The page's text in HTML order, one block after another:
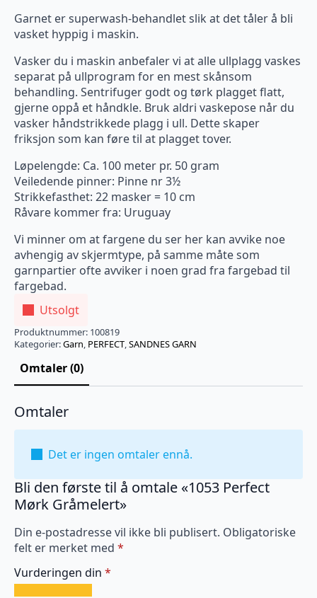
Garnet er superwash-behandlet slik at det tåler å bli
vasket hyppig i maskin.
Vasker du i maskin anbefaler vi at alle ullplagg vaskes
separat på ullprogram for en mest skånsom
behandling. Sentrifuger godt og tørk plagget flatt,
gjerne oppå et håndkle. Bruk aldri vaskepose når du
vasker håndstrikkede plagg i ull. Dette skaper
friksjon som kan føre til at plagget tover.
Løpelengde: Ca. 100 meter pr. 50 gram
Veiledende pinner: Pinne nr 3½
Strikkefasthet: 22 masker = 10 cm
Råvare kommer fra: Uruguay
Vi minner om at fargene du ser her kan avvike noe
avhengig av skjermtype, på samme måte som
garnpartier ofte avviker i noen grad fra fargebad til
fargebad.
Utsolgt
Produktnummer: 100819
Kategorier:Garn, PERFECT,SANDNES GARN
Omtaler (0)
Omtaler
Det er ingen omtaler ennå.
Bli den første til å omtale «1053 Perfect
Mørk Gråmelert»
Din e-postadresse vil ikke bli publisert. Obligatoriske
felt er merket med *
Vurderingen din *